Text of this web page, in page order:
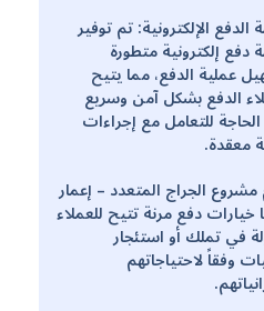
الدفع الإلكترونية: تم توفير
دفع إلكترونية متطورة
عملية الدفع، مما يتيح
الدفع بشكل آمن وسريع
للتعامل مع إجراءات
معقدة.
الجراج المتعدد – إعمار
خيارات دفع مرنة تتيح للعملاء
في تملك أو استئجار
وفقاً لاحتياجاتهم